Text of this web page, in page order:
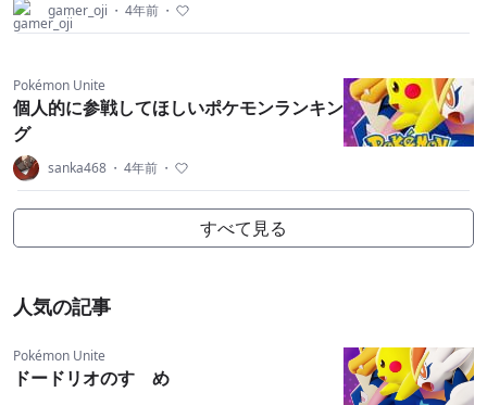
gamer_oji ・ 4年前 ・
Pokémon Unite
個人的に参戦してほしいポケモンランキン
グ
sanka468 ・ 4年前 ・
すべて見る
人気の記事
Pokémon Unite
ドードリオのすゝめ